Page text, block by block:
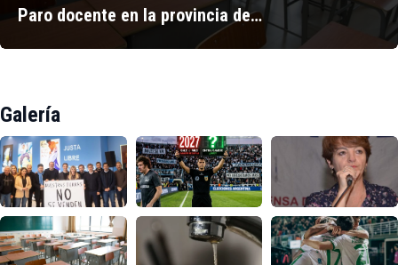
Paro docente en la provincia de…
Galería